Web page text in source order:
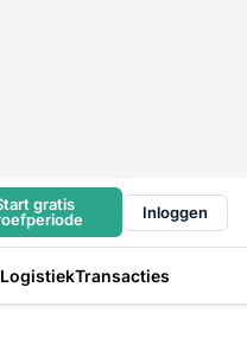
gratis
Inloggen
LogistiekTransacties